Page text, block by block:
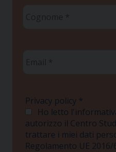
Privacy policy *
Ho letto
autorizzo il Centro
trattare i miei dati
Regolamento UE 2016/